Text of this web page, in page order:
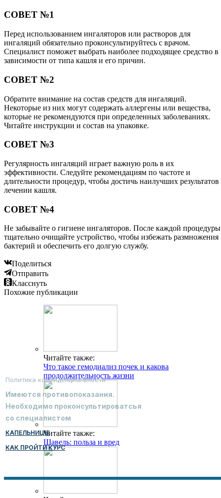
СОВЕТ №1
Перед использованием ингаляторов или растворов для
ингаляций обязательно проконсультируйтесь с врачом.
Специалист поможет выбрать наиболее подходящее средство в
зависимости от типа кашля и его причин.
СОВЕТ №2
Обратите внимание на состав средств для ингаляций.
Некоторые из них могут содержать аллергены или вещества,
которые не рекомендуются при определенных заболеваниях.
Читайте инструкции и состав на упаковке.
СОВЕТ №3
Регулярность ингаляций играет важную роль в их
эффективности. Следуйте рекомендациям по частоте и
длительности процедур, чтобы достичь наилучших результатов
лечении кашля.
СОВЕТ №4
Не забывайте о гигиене ингаляторов. После каждой процедуры
тщательно очищайте устройство, чтобы избежать размножения
бактерий и обеспечить его долгую службу.
Поделиться
Отправить
Класснуть
Похожие публикации
Читайте также:
Что такое гемодиализ почек и какова
продолжительность жизни
Читайте также:
Щавель: польза и вред
Политика конфиденциальности
Имеются противопоказания.
Необходимо проконсультироватсья
со специалистом
КАПЕЛЬНИЦЫ
КАК ПРОЙТИ КУРС